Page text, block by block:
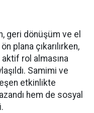
geri dönüşüm ve el
plana çıkarılırken,
aktif rol almasına
Samimi ve
etkinlikte
hem de sosyal